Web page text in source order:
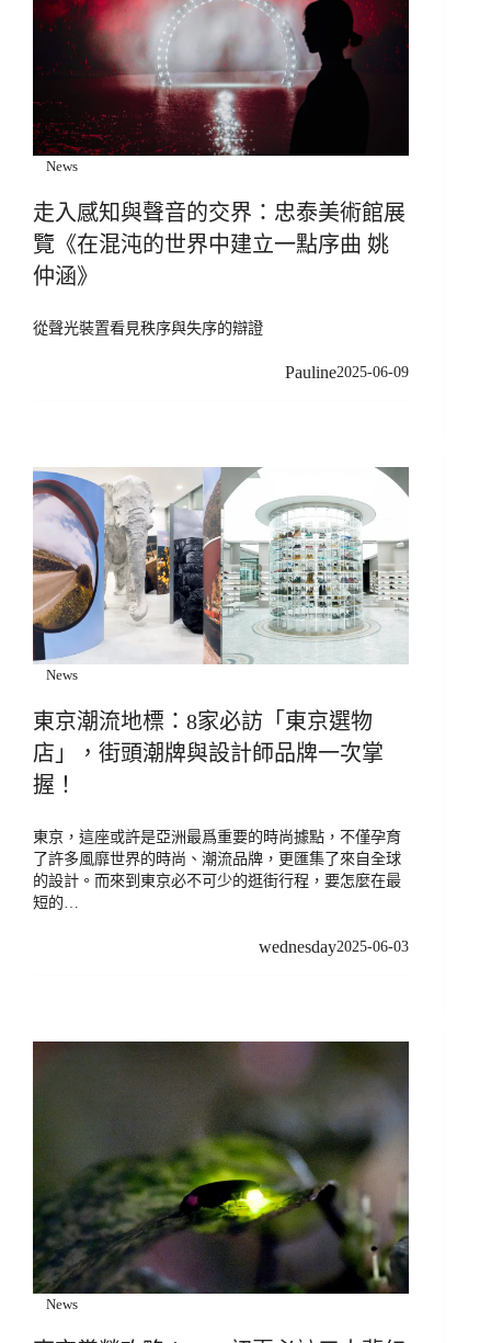
News
走入感知與聲音的交界：忠泰美術館展
覽《在混沌的世界中建立一點序曲 姚
仲涵》
從聲光裝置看見秩序與失序的辯證
Pauline2025-06-09
News
東京潮流地標：8家必訪「東京選物
店」，街頭潮牌與設計師品牌一次掌
握！
東京，這座或許是亞洲最爲重要的時尚據點，不僅孕育
了許多風靡世界的時尚、潮流品牌，更匯集了來自全球
的設計。而來到東京必不可少的逛街行程，要怎麼在最
短的…
wednesday2025-06-03
News